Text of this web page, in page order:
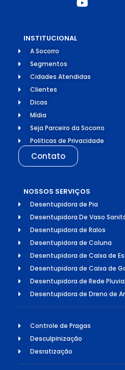
INSTITUCIONAL
A Socorro
Segmentos
Cidades Atendidas
Clientes
Dicas
Mídia
Seja Parceiro da Socorro
Politicas de Privacidade
Contato
NOSSOS SERVIÇOS
Desentupidora de Pia
Desentupidora De Vaso
Desentupidora de Ralos
Desentupidora de Coluna
Desentupidora de Caixa de
Desentupidora de Caixa de
Desentupidora de Rede
Desentupidora de Dreno de
Controle de Pragas
Desculpinização
Desratização